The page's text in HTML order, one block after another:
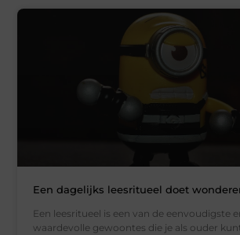
Een dagelijks leesritueel doet
Een leesritueel is een van de eenvoudigste
waardevolle gewoontes die je als ouder